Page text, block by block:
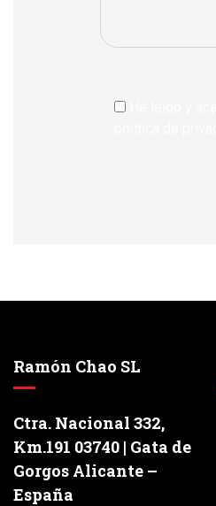
Ramón Chao SL
Ctra. Nacional 332,
Km.191 03740 | Gata de
Gorgos Alicante –
España